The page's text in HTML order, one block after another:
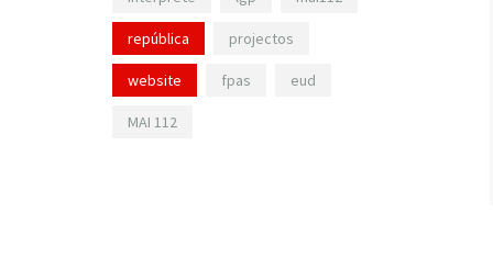
república projectos
website fpas eud
MAI 112